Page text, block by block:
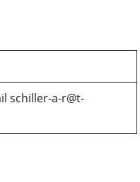
schiller-a-r@t-